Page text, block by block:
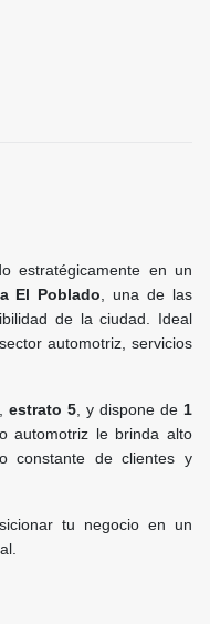
estratégicamente en un
El Poblado , una de las
de la ciudad. Ideal
automotriz, servicios
estrato 5 , y dispone de 1
automotriz le brinda alto
constante de clientes y
tu negocio en un